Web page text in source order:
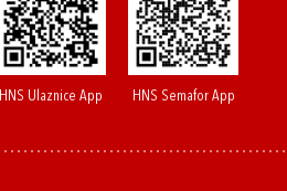
HNS Ulaznice App HNS Semafor App